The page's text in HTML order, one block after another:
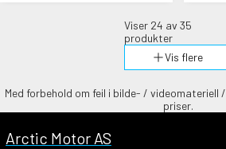
Viser 24 av 35
produkter
Vis flere
Med forbehold om feil i bilde- /
priser.
Arctic Motor AS